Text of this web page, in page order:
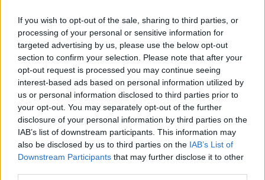
If you wish to opt-out of the sale, sharing to third parties, or
processing of your personal or sensitive information for
targeted advertising by us, please use the below opt-out
section to confirm your selection. Please note that after your
opt-out request is processed you may continue seeing
interest-based ads based on personal information utilized by
us or personal information disclosed to third parties prior to
your opt-out. You may separately opt-out of the further
disclosure of your personal information by third parties on the
IAB’s list of downstream participants. This information may
also be disclosed by us to third parties on the IAB’s List of
Downstream Participants that may further disclose it to other
Sant'Anna di Alfaedo. Doppiette diPellissier ,
Inglese e Paloschi, poi reti di Hetemaj,
Christiansen,Mpoku, Sardo, Castro. Pioggia di
gol anche per il Torino: è 5-0 contro la Pro
Vercelli. A segno Martinez, Baselli,Bruno Peres,
Zappacosta, Maxi Lopez.